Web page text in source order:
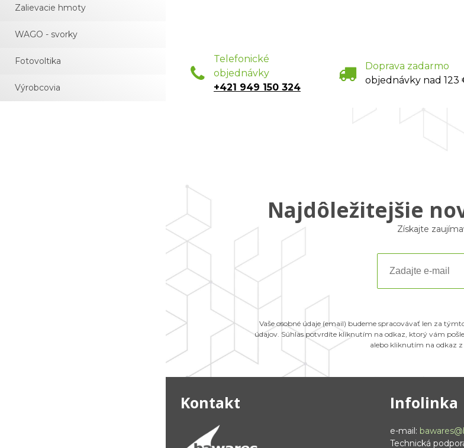
Zalievacie hmoty
WAGO - svorky
Fotovoltika
Výrobcovia
Telefonické
objednávky
+421 949 150 324
Doprava zadarmo
objednávky nad 123
Najdôležitejšie
Získajte
Vaše osobné údaje (email) budeme spracovávať len za
údajov. Súhlas potvrdíte kliknutím na odkaz, ktorý vám
alebo kliknutím na odkaz
Kontakt Infolinka
e-mail:
Technická